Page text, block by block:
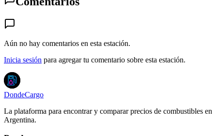
Aún no hay comentarios en esta estación.
Inicia sesión para agregar tu comentario sobre esta estación.
DondeCargo
La plataforma para encontrar y comparar precios de combustibles en
Argentina.